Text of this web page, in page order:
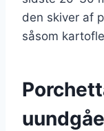
den skiver af
såsom